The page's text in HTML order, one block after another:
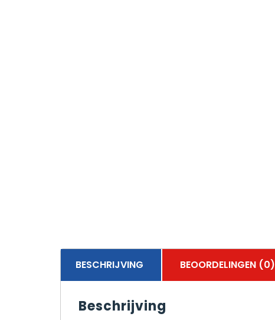
BESCHRIJVING BEOORDELINGEN (0)
Beschrijving